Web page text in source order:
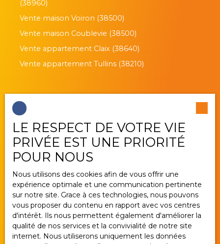
(38960)
Vente maison Voiron (38500)
Vente maison Coublevie (38500)
Vente appartement Claix (38640)
Vente appartement Tullins (38210)
Je suis propriétaire
Estimez votre bien
Vendre avec nous
Gestion locative
Nous contacter
Informations
LE RESPECT DE VOTRE VIE
PRIVÉE EST UNE PRIORITÉ
POUR NOUS
Nous utilisons des cookies afin de vous offrir une
expérience optimale et une communication pertinente
sur notre site. Grace à ces technologies, nous pouvons
vous proposer du contenu en rapport avec vos centres
d'intérêt. Ils nous permettent également d'améliorer la
qualité de nos services et la convivialité de notre site
internet. Nous utiliserons uniquement les données